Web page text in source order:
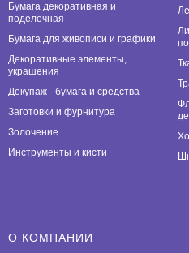
Бумага декоративная и
поделочная
Бумага для живописи и графики
Декоративные элементы,
украшения
Декупаж - бумага и средства
Заготовки и фурнитура
Золочение
Инструменты и кисти
О КОМПАНИИ